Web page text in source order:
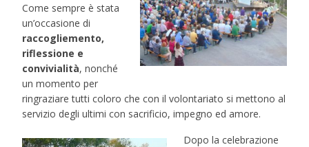
Come sempre è stata
un’occasione di
raccogliemento,
riflessione e
convivialità, nonché
un momento per
ringraziare tutti coloro che con il volontariato si mettono al
servizio degli ultimi con sacrificio, impegno ed amore.
Dopo la celebrazione